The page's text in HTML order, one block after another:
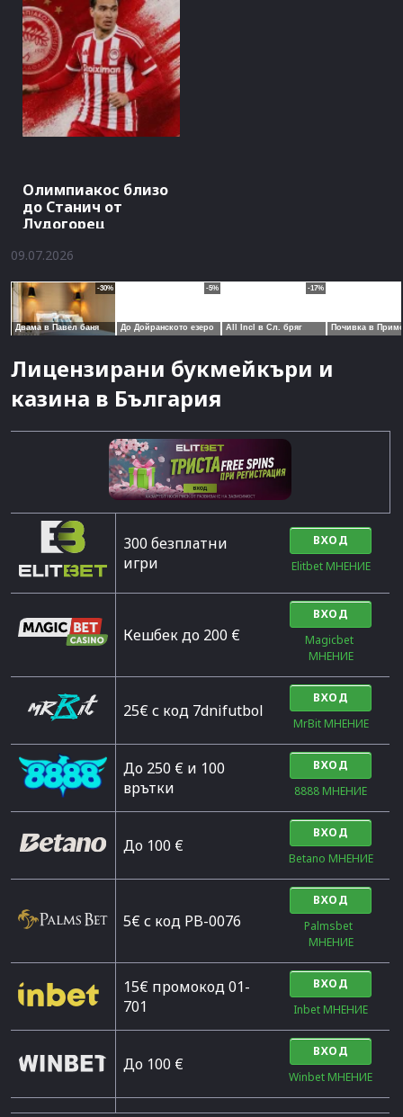
Олимпиакос близо
до Станич от
Лудогорец
09.07.2026
Лицензирани букмейкъри и
казина в България
300 безплатни
игри
ВХОД
Elitbet МНЕНИЕ
Кешбек до 200 €
ВХОД
Magicbet
МНЕНИЕ
25€ с код 7dnifutbol
ВХОД
MrBit МНЕНИЕ
До 250 € и 100
врътки
ВХОД
8888 МНЕНИЕ
Дo 100 €
ВХОД
Betano МНЕНИЕ
5€ с код PB-0076
ВХОД
Palmsbet
МНЕНИЕ
15€ промокод 01-
701
ВХОД
Inbet МНЕНИЕ
До 100 €
ВХОД
Winbet МНЕНИЕ